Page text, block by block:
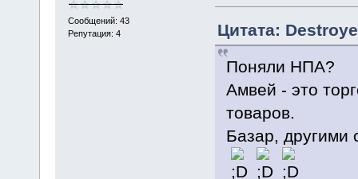
Сообщений: 43
Репутация: 4
Цитата:
Поняли НПА?
Амвей - это
товаров.
Базар, другими